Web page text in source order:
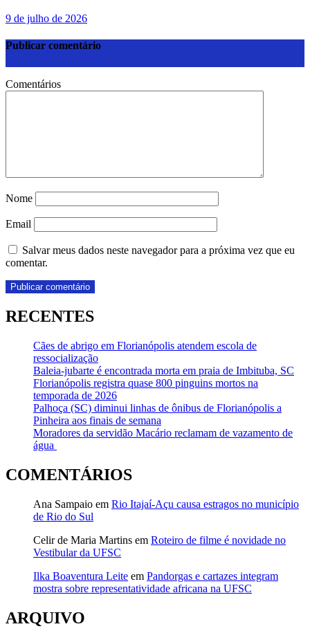
9 de julho de 2026
Publicar comentário
Comentários
Nome
Email
Salvar meus dados neste navegador para a próxima vez que eu
comentar.
RECENTES
Cães de abrigo em Florianópolis atendem escola de
ressocialização
Baleia-jubarte é encontrada morta em praia de Imbituba, SC
Florianópolis registra quase 800 pinguins mortos na
temporada de 2026
Palhoça (SC) diminui linhas de ônibus de Florianópolis a
Pinheira aos finais de semana
Moradores da servidão Macário reclamam de vazamento de
água
COMENTÁRIOS
Ana Sampaio em Rio Itajaí-Açu causa estragos no município
de Rio do Sul
Celir de Maria Martins em Roteiro de filme é novidade no
Vestibular da UFSC
Ilka Boaventura Leite em Pandorgas e cartazes integram
mostra sobre representatividade africana na UFSC
ARQUIVO